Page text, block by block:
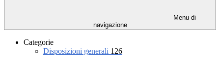
Menu di
navigazione
Categorie
Disposizioni generali 126